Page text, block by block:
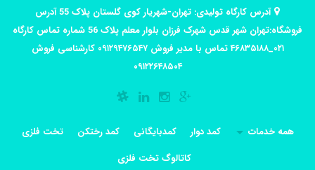
آدرس کارگاه تولیدی: تهران-شهریار کوی گلستان پلاک 55 آدرس
فروشگاه:تهران شهر قدس شهرک فرزان بلوار معلم پلاک 56 شماره تماس کارگاه
۰۲۱_۴۶۸۳۵۱۸۸ تماس با مدیر فروش ۰۹۱۲۹۴۷۶۵۴۷ کارشناسی فروش
۰۹۱۲۲۶۴۸۵۰۴
همه خدمات کمد دوار کمدبایگانی کمد رختکن
تخت فلزی
کاتالوگ تخت فلزی